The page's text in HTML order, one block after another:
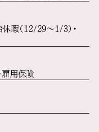
休暇（12/29〜1/3）・
雇用保険